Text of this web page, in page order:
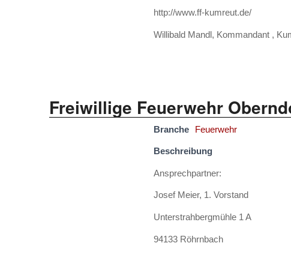
http://www.ff-kumreut.de/
Willibald Mandl, Kommandant ,
Freiwillige Feuerwehr
Branche Feuerwehr
Beschreibung
Ansprechpartner:
Josef Meier, 1. Vorstand
Unterstrahbergmühle 1 A
94133 Röhrnbach